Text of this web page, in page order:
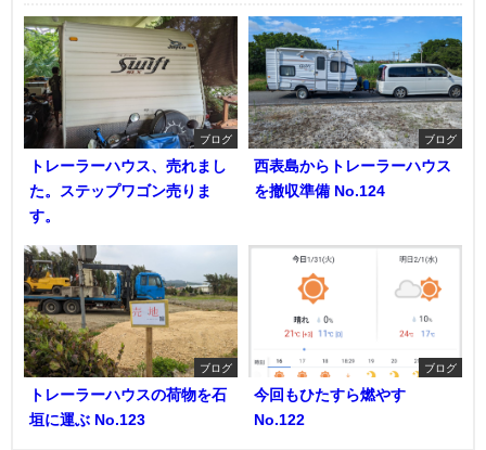
ブログ
トレーラーハウス、売れまし
た。ステップワゴン売りま
す。
ブログ
西表島からトレーラーハウス
を撤収準備 No.124
ブログ
トレーラーハウスの荷物を石
垣に運ぶ No.123
ブログ
今回もひたすら燃やす
No.122